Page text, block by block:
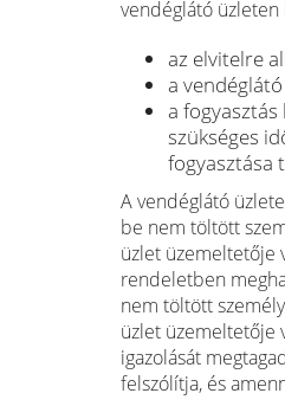
vendéglátó
az elvitelre
a
a
szükséges
fogyasztása
A vendéglátó
be nem töltött
üzlet üzemeltetője
rendeletben
nem töltött
üzlet üzemeltetője
igazolását
felszólítja, és